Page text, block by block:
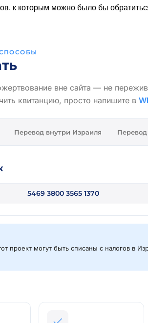
к которым можно было бы
вне сайта — не
квитанцию, просто напишите в
Перевод внутри Израиля
5469 3800 3565 1370
проект могут быть списаны с налогов в